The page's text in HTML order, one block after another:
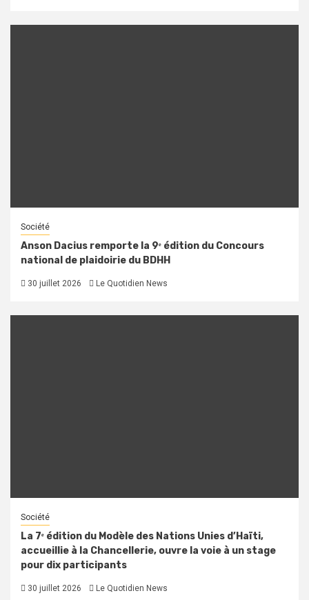
Société
Anson Dacius remporte la 9ᵉ édition du Concours
national de plaidoirie du BDHH
30 juillet 2026 Le Quotidien News
Société
La 7ᵉ édition du Modèle des Nations Unies d’Haïti,
accueillie à la Chancellerie, ouvre la voie à un stage
pour dix participants
30 juillet 2026 Le Quotidien News